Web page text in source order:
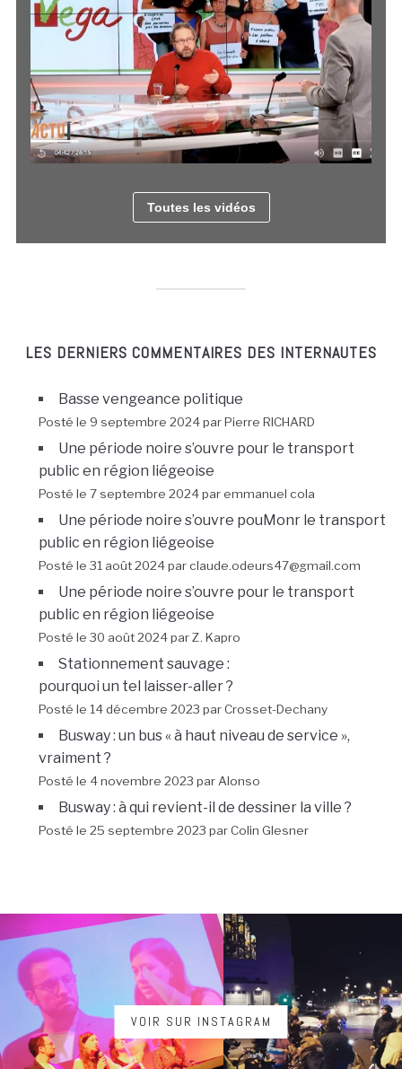
Toutes les vidéos
LES DERNIERS COMMENTAIRES DES INTERNAUTES
Basse vengeance politique
Posté le 9 septembre 2024 par Pierre RICHARD
Une période noire s’ouvre pour le transport
public en région liégeoise
Posté le 7 septembre 2024 par emmanuel cola
Une période noire s’ouvre pouMonr le transport
public en région liégeoise
Posté le 31 août 2024 par claude.odeurs47@gmail.com
Une période noire s’ouvre pour le transport
public en région liégeoise
Posté le 30 août 2024 par Z. Kapro
Stationnement sauvage :
pourquoi un tel laisser-aller ?
Posté le 14 décembre 2023 par Crosset-Dechany
Busway : un bus « à haut niveau de service »,
vraiment ?
Posté le 4 novembre 2023 par Alonso
Busway : à qui revient-il de dessiner la ville ?
Posté le 25 septembre 2023 par Colin Glesner
VOIR SUR INSTAGRAM